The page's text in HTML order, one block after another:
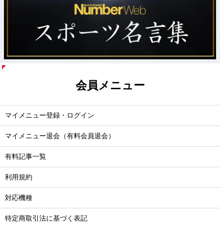
会員メニュー
マイメニュー登録・ログイン
マイメニュー退会（有料会員退会）
有料記事一覧
利用規約
対応機種
特定商取引法に基づく表記